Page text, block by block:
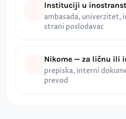
Instituciji u
ambasada, univerzitet,
strani poslodavac
Nikome — za ličnu ili
prepiska, interni
prevod